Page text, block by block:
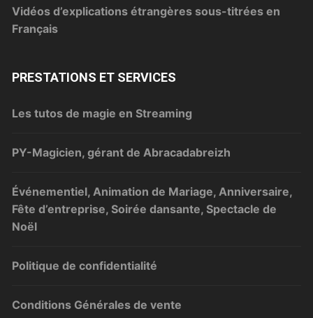
Vidéos d’explications étrangères sous-titrées en
Français
PRESTATIONS ET SERVICES
Les tutos de magie en Streaming
PY-Magicien, gérant de Abracadabreizh
Événementiel, Animation de Mariage, Anniversaire,
Fête d’entreprise, Soirée dansante, Spectacle de
Noël
Politique de confidentialité
Conditions Générales de vente